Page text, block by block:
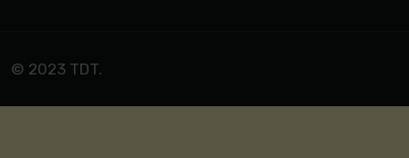
© 2023 TDT.